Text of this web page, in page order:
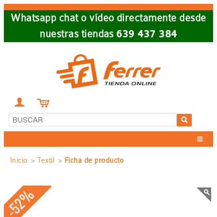
Skip
Whatsapp chat o vídeo directamente desde
nuestras tiendas 639 437 384
 
Sobrescribir
de
Inicio Textil Ficha de producto
-52%